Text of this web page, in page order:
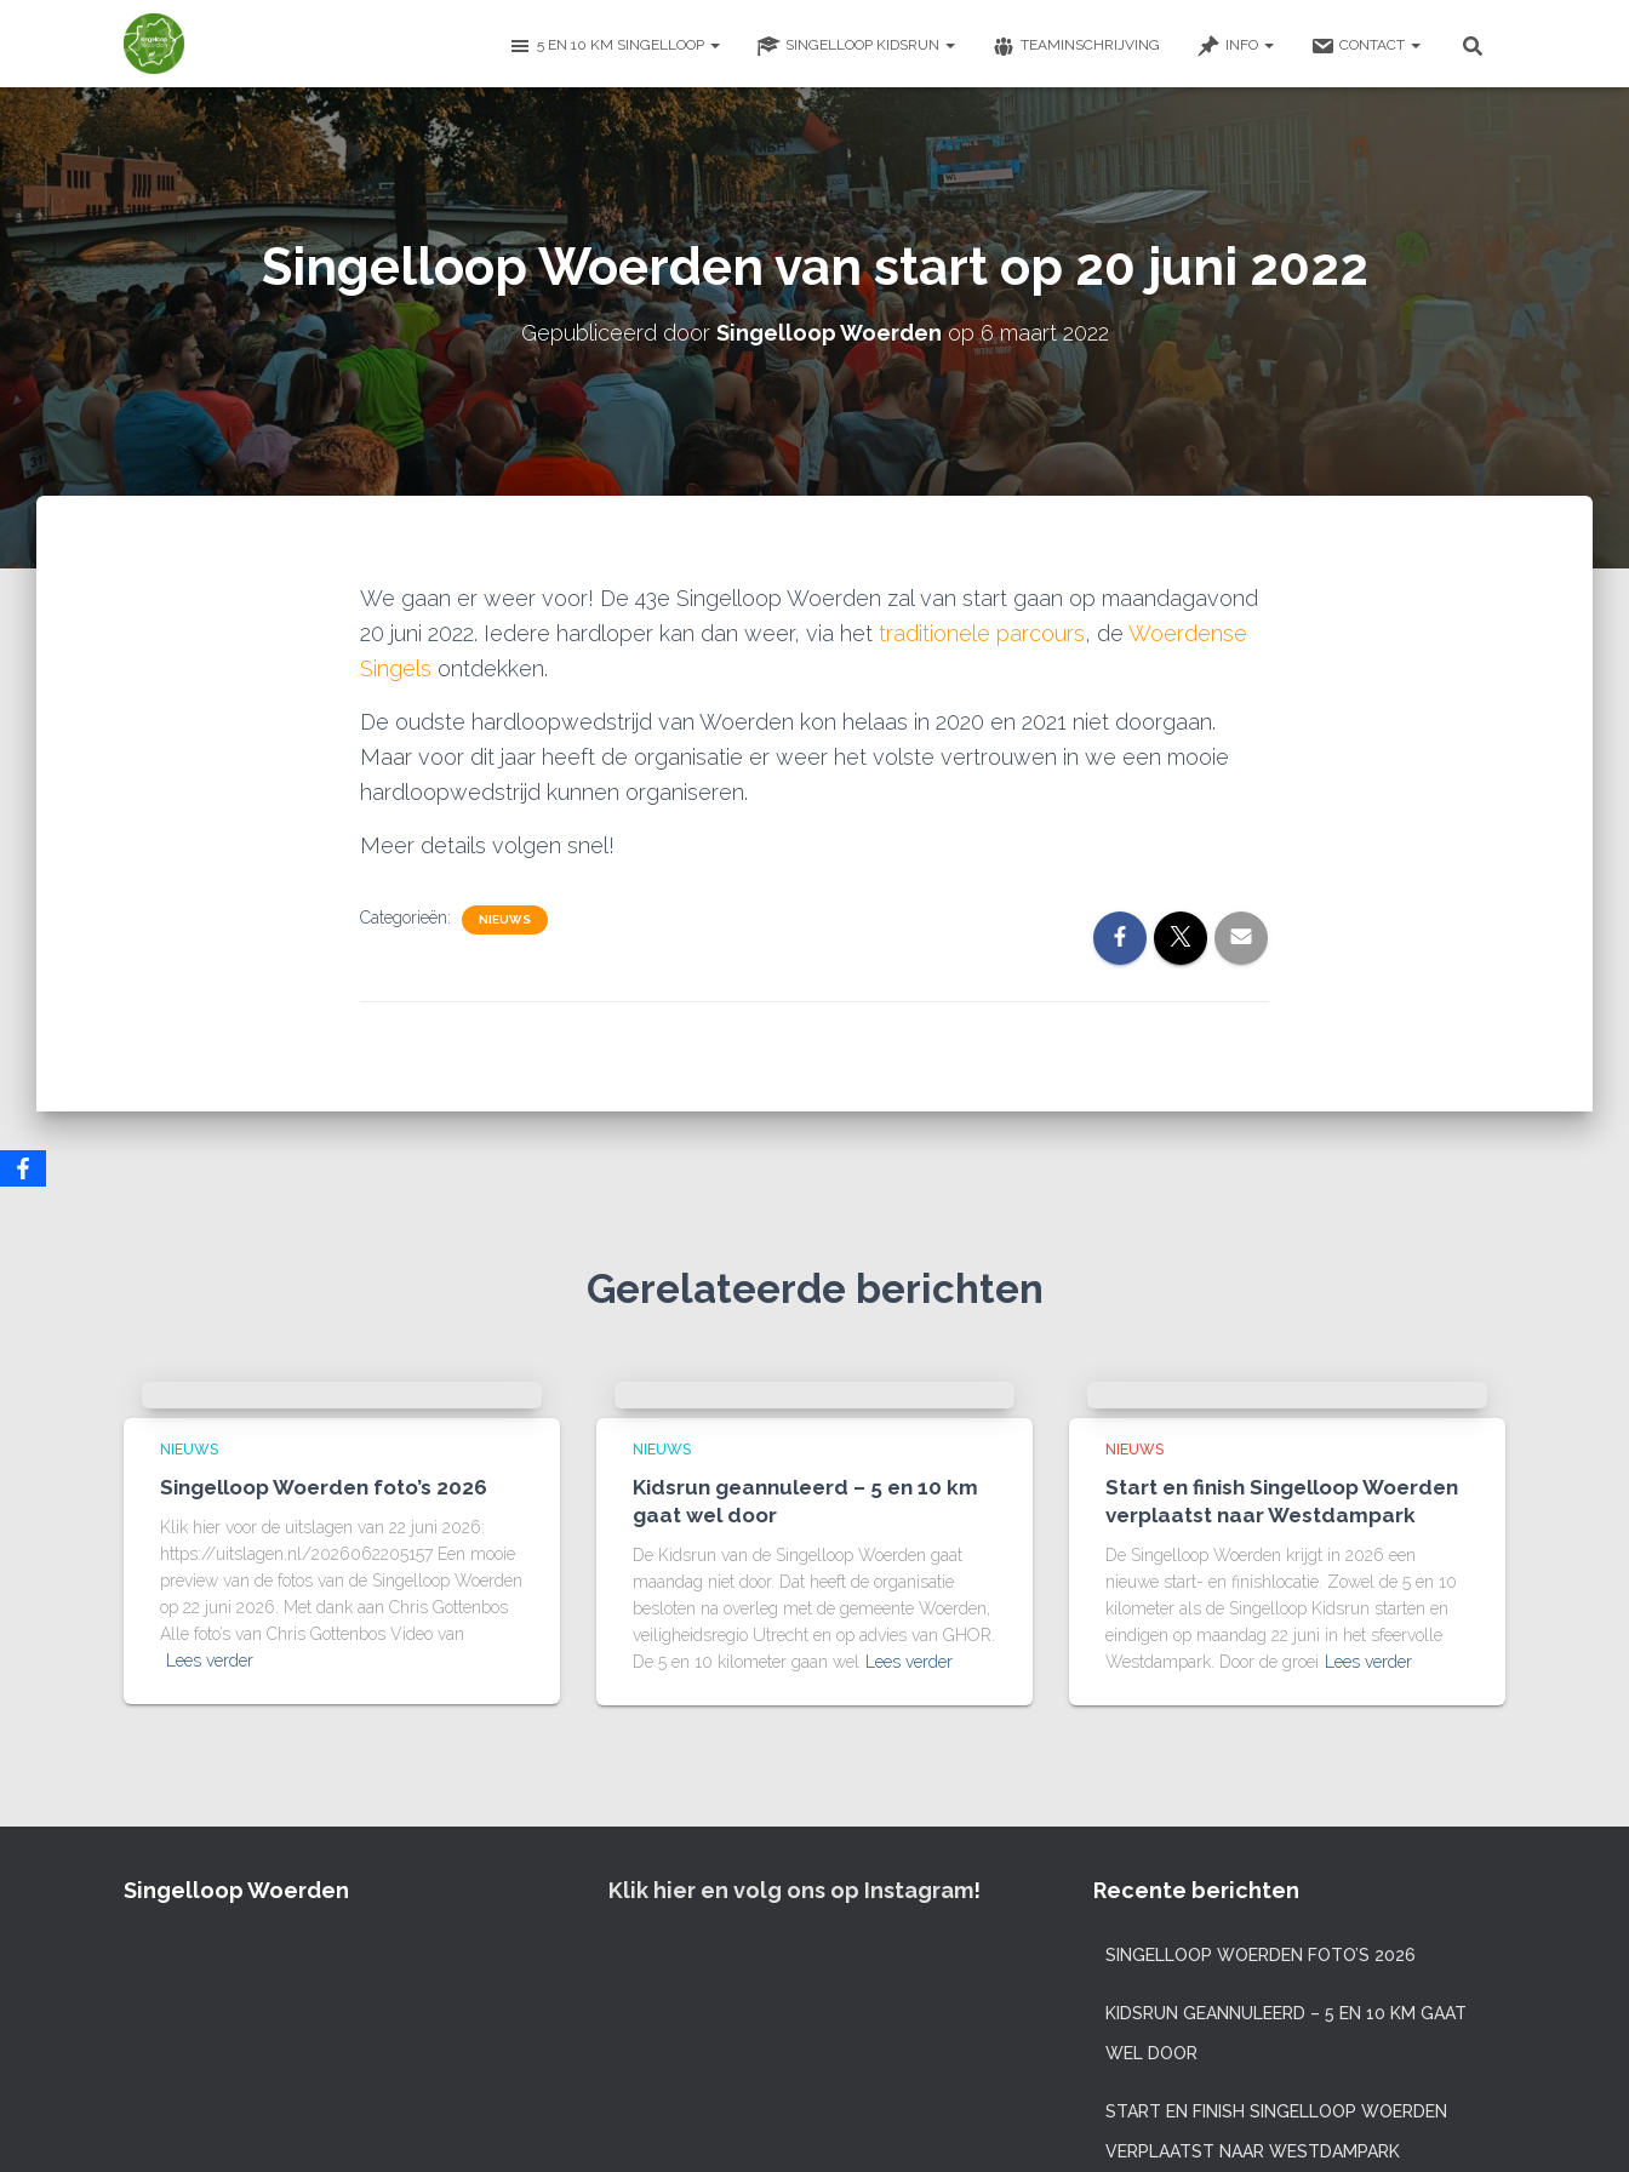
5 EN 10 KM SINGELLOOP SINGELLOOP KIDSRUN TEAMINSCHRIJVING INFO CONTACT
Singelloop Woerden van start op 20 juni 2022
Gepubliceerd door Singelloop Woerdenop6 maart 2022
We gaan er weer voor! De 43e Singelloop Woerden zal van start gaan op maandagavond
20 juni 2022. Iedere hardloper kan dan weer, via het traditionele parcours, de Woerdense
Singels ontdekken.
De oudste hardloopwedstrijd van Woerden kon helaas in 2020 en 2021 niet doorgaan.
Maar voor dit jaar heeft de organisatie er weer het volste vertrouwen in we een mooie
hardloopwedstrijd kunnen organiseren.
Meer details volgen snel!
Categorieën: NIEUWS
Gerelateerde berichten
NIEUWS
Singelloop Woerden foto’s 2026
Klik hier voor de uitslagen van 22 juni 2026:
https://uitslagen.nl/2026062205157 Een mooie
preview van de fotos van de Singelloop Woerden
op 22 juni 2026. Met dank aan Chris Gottenbos
Alle foto’s van Chris Gottenbos Video van
Lees verder
NIEUWS
Kidsrun geannuleerd – 5 en 10 km
gaat wel door
De Kidsrun van de Singelloop Woerden gaat
maandag niet door. Dat heeft de organisatie
besloten na overleg met de gemeente Woerden,
veiligheidsregio Utrecht en op advies van GHOR.
De 5 en 10 kilometer gaan wel
Lees verder
NIEUWS
Start en finish Singelloop Woerden
verplaatst naar Westdampark
De Singelloop Woerden krijgt in 2026 een
nieuwe start- en finishlocatie. Zowel de 5 en 10
kilometer als de Singelloop Kidsrun starten en
eindigen op maandag 22 juni in het sfeervolle
Westdampark. Door de groei
Lees verder
Singelloop Woerden Klik hier en volg ons op Instagram! Recente berichten
SINGELLOOP WOERDEN FOTO’S 2026
KIDSRUN GEANNULEERD – 5 EN 10 KM GAAT
WEL DOOR
START EN FINISH SINGELLOOP WOERDEN
VERPLAATST NAAR WESTDAMPARK